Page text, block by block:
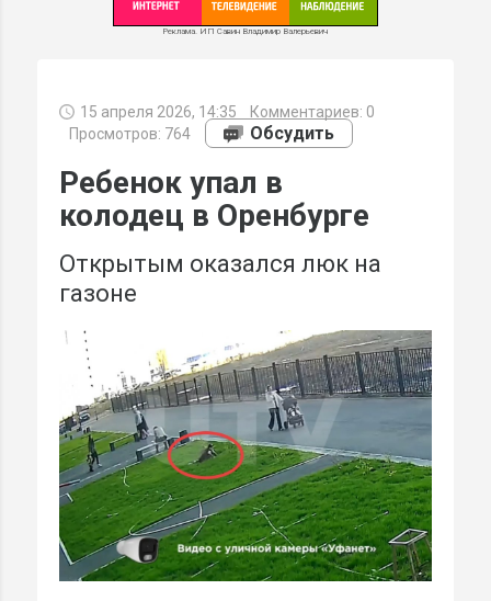
Реклама. ИП Савин Владимир Валерьевич
15 апреля 2026, 14:35 Комментариев: 0
Просмотров: 764
Обсудить
Ребенок упал в
колодец в Оренбурге
Открытым оказался люк на
газоне